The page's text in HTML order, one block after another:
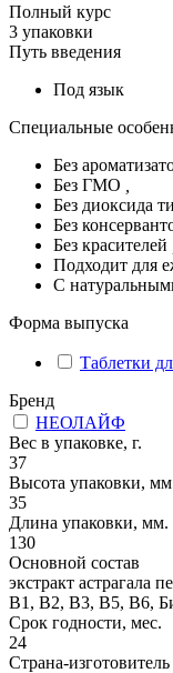
Полный курс
3 упаковки
Путь введения
Под язык
Специальные
Без
Без ГМО
Без диоксида
Без
Без красителей
Подходит для
С
Форма выпуска
Таблетки
Бренд
НЕОЛАЙФ
Вес в упаковке, г.
37
Высота упаковки,
35
Длина упаковки, мм.
130
Основной состав
экстракт астрагала
В1, В2, В3, В5, В6,
Срок годности, мес.
24
Страна-изготовитель